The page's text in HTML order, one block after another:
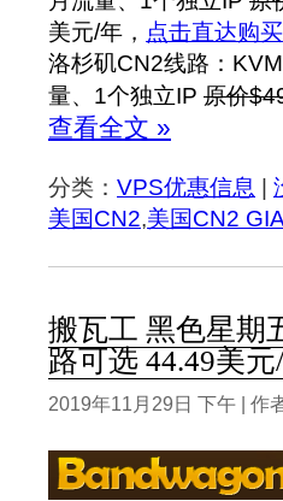
美元/年， 点击直达购买
洛杉矶CN2线路：
量、1个独立IP 原价
查看全文 »
分类： VPS优惠信息 |
美国CN2,美国CN2 GIA
搬瓦工 黑色星期
路可选 44.49美
2019年11月29日 下午 | 作